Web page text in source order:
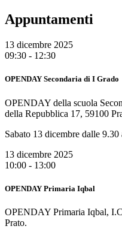
Appuntamenti
13 dicembre 2025
09:30 - 12:30
OPENDAY Secondaria di I Grado
OPENDAY della scuola
della Repubblica 17, 59100
Sabato 13 dicembre dalle 9.30
13 dicembre 2025
10:00 - 13:00
OPENDAY Primaria Iqbal
OPENDAY Primaria Iqbal,
Prato.